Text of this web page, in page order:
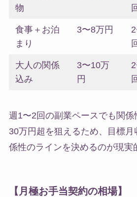
物
食事＋お泊
まり
3〜8万円
大人の関係
込み
3〜10万
円
週1〜2回の副業ペースでも関係
30万円超を狙えるため、目標月
係性のラインを決めるのが現実
【月極お手当契約の相場】